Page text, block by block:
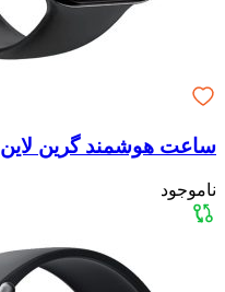
ساعت هوشمند گرین لاین Active 10 مدل ۴۶ میلی متری
ناموجود